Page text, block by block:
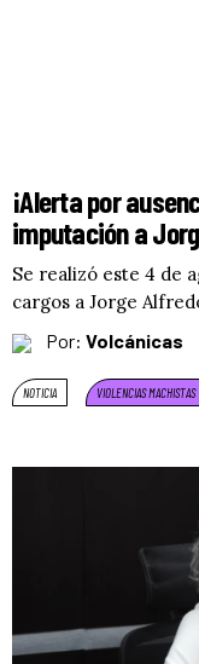
¡Alerta por
imputación a
Se realizó este 4 de
cargos a Jorge
Por: Volcánicas
NOTICIA VIOLENCIAS MACHISTAS